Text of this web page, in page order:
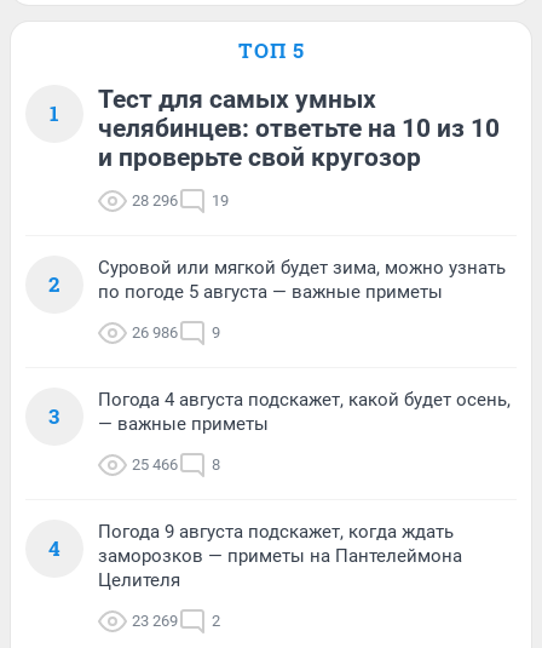
ТОП 5
1
Тест для самых умных
челябинцев: ответьте на 10 из 10
и проверьте свой кругозор
28 296 19
2
Суровой или мягкой будет зима, можно узнать
по погоде 5 августа — важные приметы
26 986 9
3
Погода 4 августа подскажет, какой будет осень,
— важные приметы
25 466 8
4
Погода 9 августа подскажет, когда ждать
заморозков — приметы на Пантелеймона
Целителя
23 269 2